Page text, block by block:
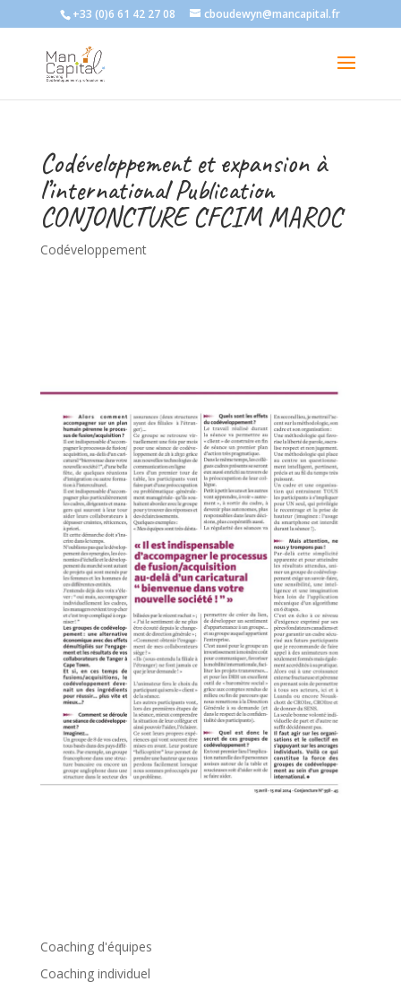
+33 (0)6 61 42 27 08 cboudewyn@mancapital.fr
Codéveloppement et expansion à
l’international Publication
CONJONCTURE CFCIM MAROC
Codéveloppement
Coaching d'équipes
Coaching individuel